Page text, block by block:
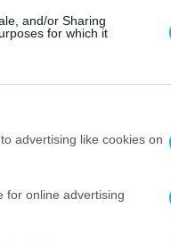
and/or Sharing
for which it
advertising like cookies on
for online advertising
την έκταση
της χώρας
και
ότι η
των διεθνών